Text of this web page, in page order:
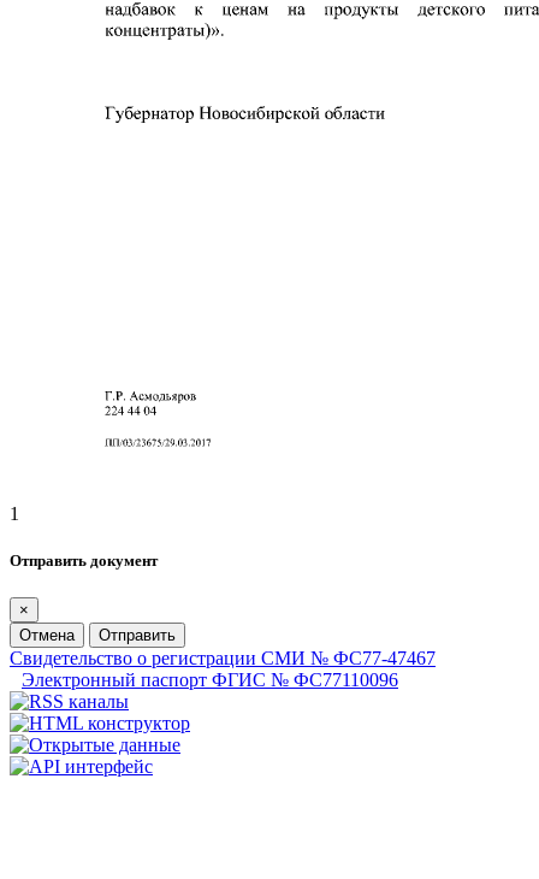
1
Отправить документ
×
Отмена
Отправить
Свидетельство о регистрации СМИ № ФС77-47467
Электронный паспорт ФГИС № ФС77110096